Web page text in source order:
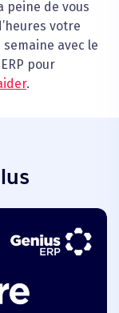
peine de vous
votre
avec le
pour
.